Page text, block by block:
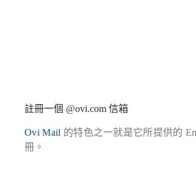
註冊一個 @ovi.com 信箱
Ovi Mail 的特色之一就是它所提供的
冊。